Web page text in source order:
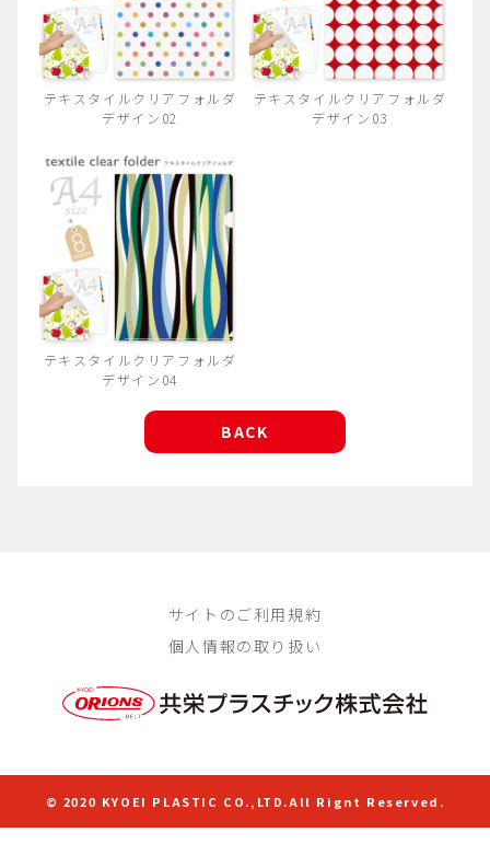
テキスタイルクリアフォルダ
デザイン02
テキスタイルクリアフォルダ
デザイン03
テキスタイルクリアフォルダ
デザイン04
BACK
サイトのご利用規約
個人情報の取り扱い
© 2020 KYOEI PLASTIC CO.,LTD.All Rignt Reserved.